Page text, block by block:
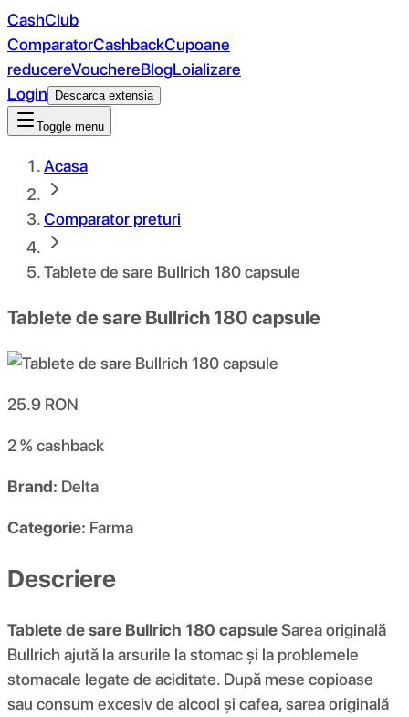
CashClub
ComparatorCashbackCupoane
reducereVouchereBlogLoializare
Login
Descarca extensia
Toggle menu
Acasa
Comparator preturi
Tablete de sare Bullrich 180 capsule
Tablete de sare Bullrich 180 capsule
25.9 RON
2 %cashback
Brand: Delta
Categorie: Farma
Descriere
Tablete de sare Bullrich 180 capsuleSarea originală
Bullrich ajută la arsurile la stomac și la problemele
stomacale legate de aciditate. După mese copioase
sau consum excesiv de alcool și cafea, sarea originală